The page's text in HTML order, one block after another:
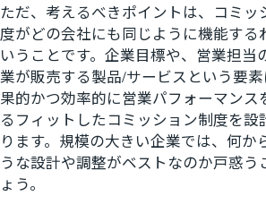
ただ、考えるべきポイントは、コミッ
度がどの会社にも同じように機能する
いうことです。企業目標や、営業担当
業が販売する製品/サービスという要
果的かつ効率的に営業パフォーマンス
るフィットしたコミッション制度を設
ります。規模の大きい企業では、何か
うな設計や調整がベストなのか戸惑う
ょう。